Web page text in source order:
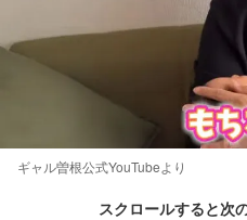
ギャル曽根公式YouTubeより
スクロールすると次